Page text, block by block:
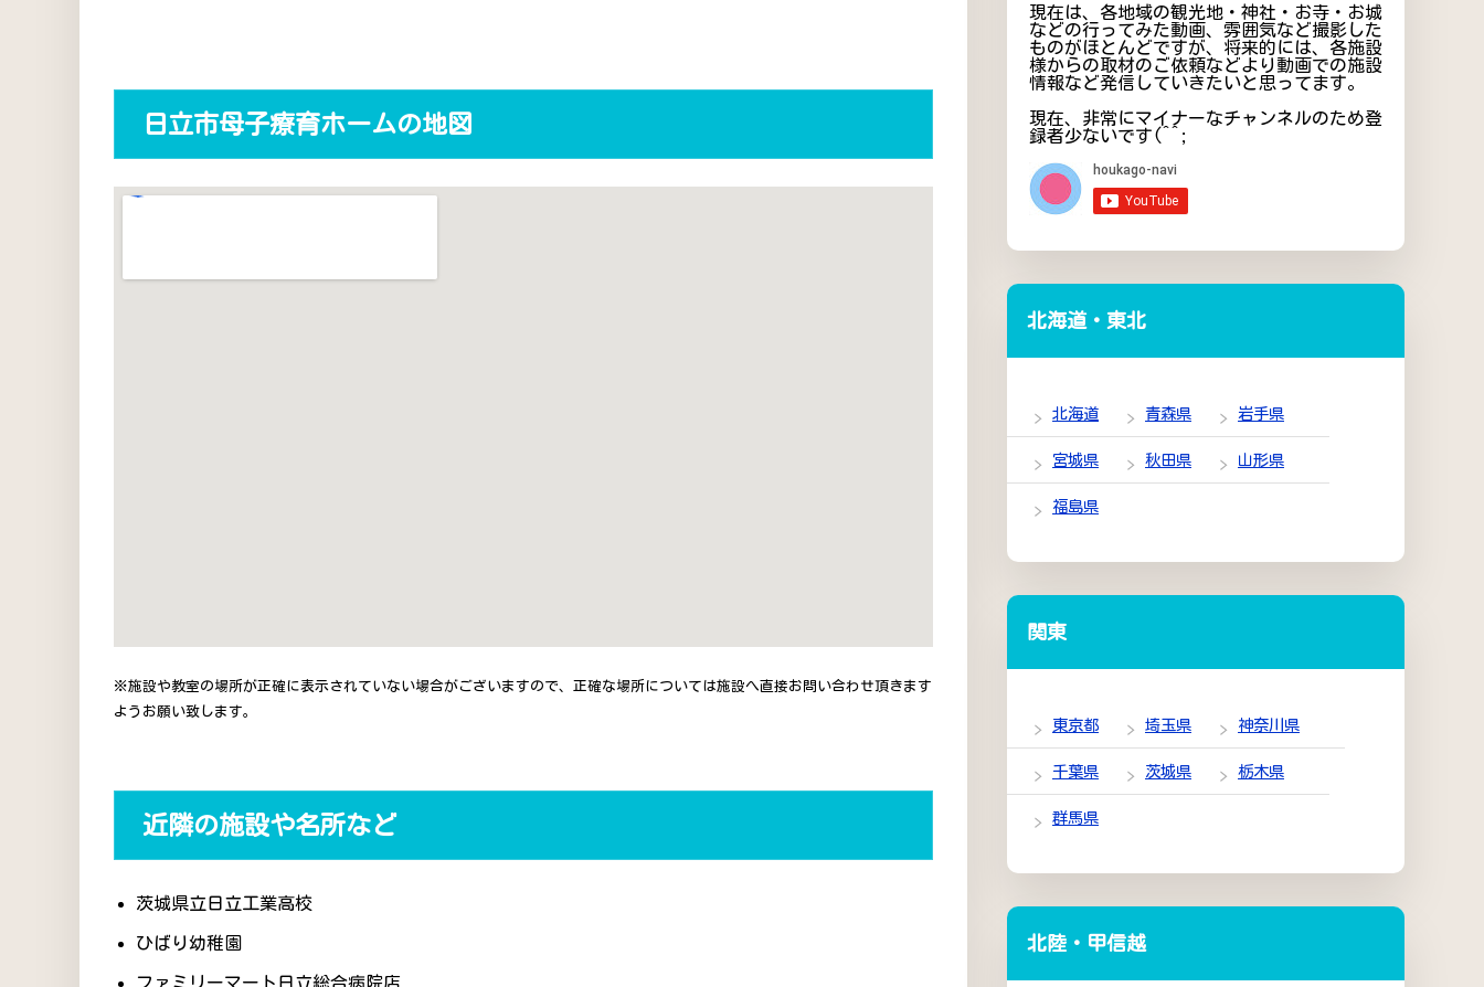
日立市母子療育ホームの地図
※施設や教室の場所が正確に表示されていない場合がございますので、正確な場所については施設へ直接お問い合わせ頂きます
ようお願い致します。
近隣の施設や名所など
茨城県立日立工業高校
ひばり幼稚園
ファミリーマート日立総合病院店
現在は、各地域の観光地・神社・お寺・お城
などの行ってみた動画、雰囲気など撮影した
ものがほとんどですが、将来的には、各施設
様からの取材のご依頼などより動画での施設
情報など発信していきたいと思ってます。
現在、非常にマイナーなチャンネルのため登
録者少ないです(^^;
北海道・東北
北海道 青森県 岩手県
宮城県 秋田県 山形県
福島県
関東
東京都 埼玉県 神奈川県
千葉県 茨城県 栃木県
群馬県
北陸・甲信越